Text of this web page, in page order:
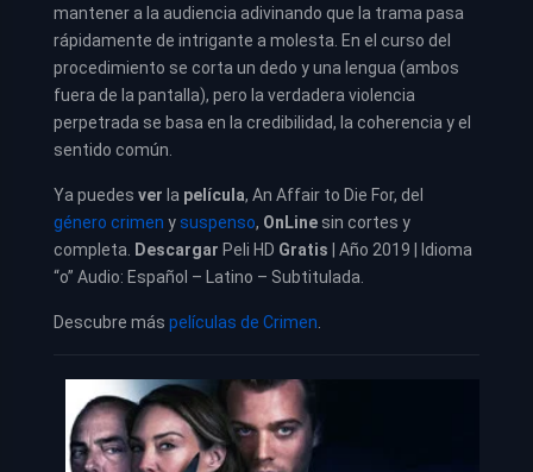
mantener a la audiencia adivinando que la trama pasa
rápidamente de intrigante a molesta. En el curso del
procedimiento se corta un dedo y una lengua (ambos
fuera de la pantalla), pero la verdadera violencia
perpetrada se basa en la credibilidad, la coherencia y el
sentido común.
Ya puedes ver la película, An Affair to Die For, del
género crimen ysuspenso, OnLine sin cortes y
completa.
Descargar Peli HD Gratis | Año 2019 | Idioma
“o” Audio: Español – Latino – Subtitulada.
Descubre más películas de Crimen